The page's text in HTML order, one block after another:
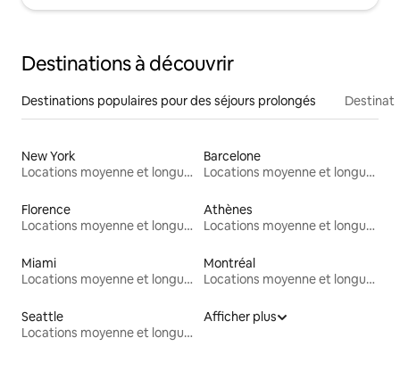
Destinations à découvrir
Destinations populaires pour des séjours prolongés
New York
Locations moyenne et longue durée
Barcelone
Locations moyenne et longue durée
Florence
Locations moyenne et longue durée
Athènes
Locations moyenne et longue durée
Miami
Locations moyenne et longue durée
Montréal
Locations moyenne et longue durée
Seattle
Locations moyenne et longue durée
Afficher plus